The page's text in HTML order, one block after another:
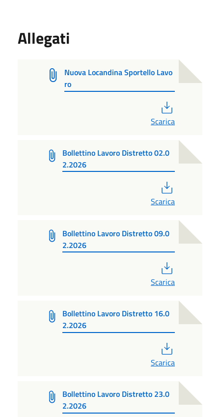
Allegati
Nuova Locandina Sportello Lavo
ro
Scarica
Bollettino Lavoro Distretto 02.0
2.2026
Scarica
Bollettino Lavoro Distretto 09.0
2.2026
Scarica
Bollettino Lavoro Distretto 16.0
2.2026
Scarica
Bollettino Lavoro Distretto 23.0
2.2026